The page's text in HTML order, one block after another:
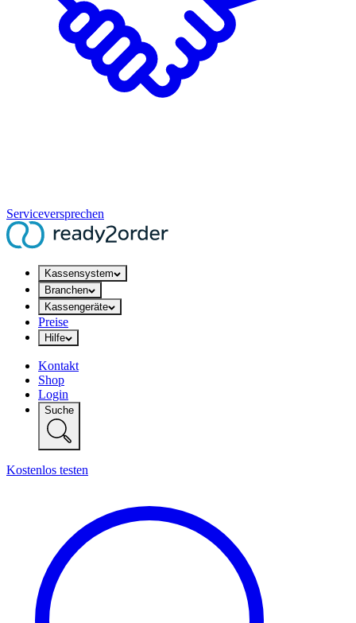
Serviceversprechen
Kassensystem
Branchen
Kassengeräte
Preise
Hilfe
Kontakt
Shop
Login
Suche
Kostenlos testen